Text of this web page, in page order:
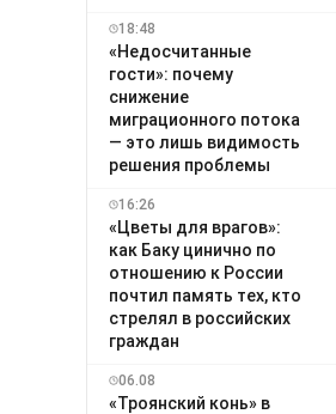
18:48
«Недосчитанные
гости»: почему
снижение
миграционного потока
— это лишь видимость
решения проблемы
16:26
«Цветы для врагов»:
как Баку цинично по
отношению к России
почтил память тех, кто
стрелял в российских
граждан
06.08
«Троянский конь» в